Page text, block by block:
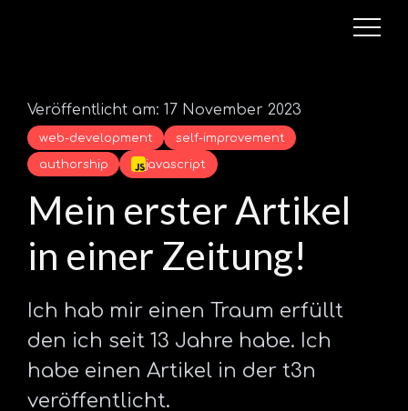
Veröffentlicht am: 17 November 2023
web-development
self-improvement
authorship
javascript
Mein erster Artikel
in einer Zeitung!
Ich hab mir einen Traum erfüllt
den ich seit 13 Jahre habe. Ich
habe einen Artikel in der t3n
veröffentlicht.